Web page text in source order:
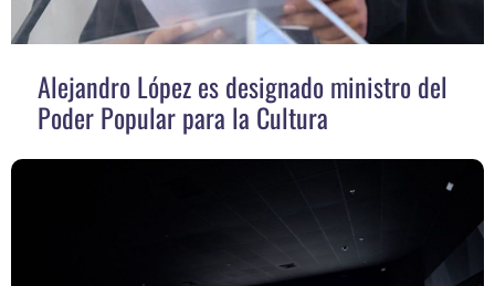
Alejandro López es designado ministro del
Poder Popular para la Cultura